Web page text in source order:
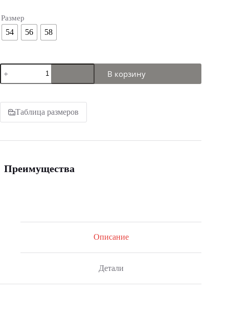
Размер
54 56 58
Количество
товара
Шапка
красная
В корзину
Таблица размеров
Преимущества
Описание
Детали